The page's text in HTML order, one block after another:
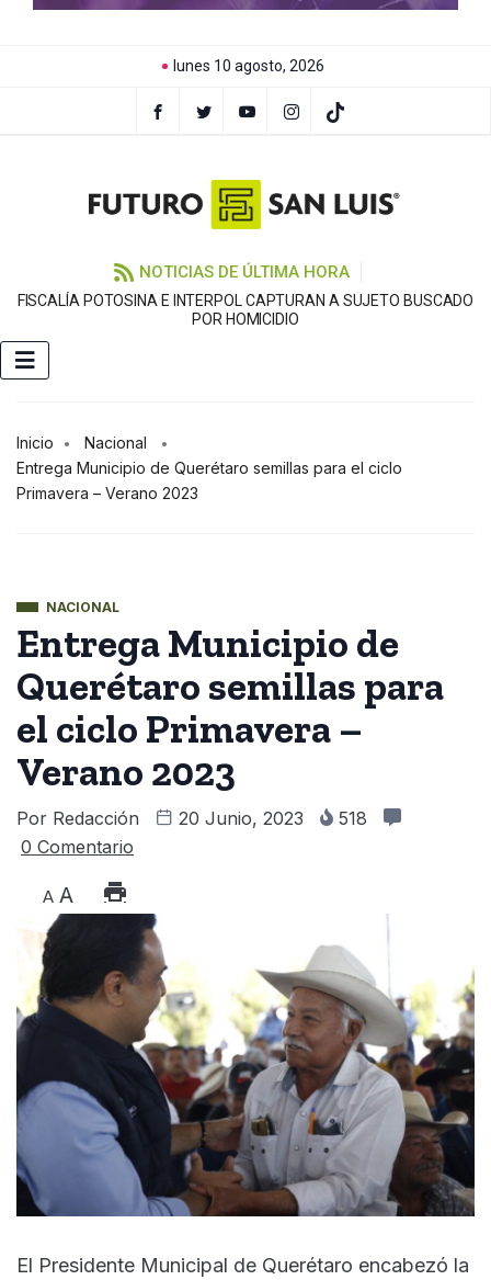
lunes 10 agosto, 2026
NOTICIAS DE ÚLTIMA HORA
FISCALÍA POTOSINA E INTERPOL CAPTURAN A SUJETO BUSCADO
POR HOMICIDIO
Inicio
Nacional
Entrega Municipio de Querétaro semillas para el ciclo
Primavera – Verano 2023
NACIONAL
Entrega Municipio de
Querétaro semillas para
el ciclo Primavera –
Verano 2023
Por Redacción 20 Junio, 2023
518
0 Comentario
A A
El Presidente Municipal de Querétaro encabezó la